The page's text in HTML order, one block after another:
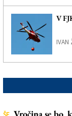
V
IVAN